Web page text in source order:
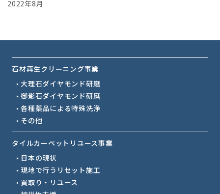
2022年8月
石材再生クリーニング事業
大理石ダイヤモンド研磨
御影石ダイヤモンド研磨
各種薬品による特殊洗浄
その他
タイルカーペットリユース事業
日本の現状
現地で行うリセット施工
買取り・リユース